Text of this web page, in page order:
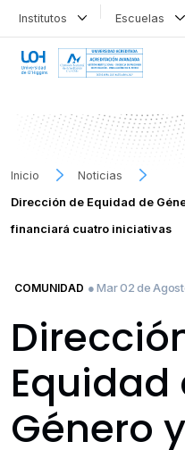
Institutos Escuelas
Inicio
Noticias
Dirección de Equidad de
financiará cuatro iniciativas
COMUNIDAD ● Mar 02 de
Equidad
Género y